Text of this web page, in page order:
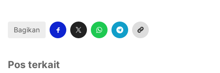
Bagikan
Pos terkait